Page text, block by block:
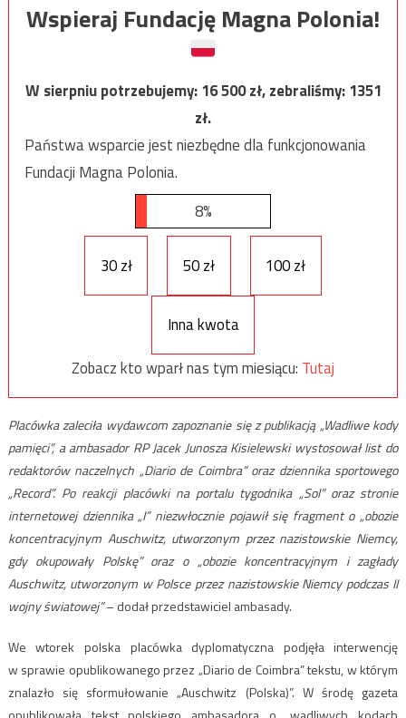
Wspieraj Fundację Magna Polonia!
W sierpniu potrzebujemy:16 500zł, zebraliśmy:1351
zł.
Państwa wsparcie jest niezbędne dla funkcjonowania
Fundacji Magna Polonia.
8%
30 zł 50 zł 100 zł
Inna kwota
Zobacz kto wparł nas tym miesiącu: Tutaj
Placówka zaleciła wydawcom zapoznanie się z publikacją „Wadliwe kody
pamięci”, a ambasador RP Jacek Junosza Kisielewski wystosował list do
redaktorów naczelnych „Diario de Coimbra” oraz dziennika sportowego
„Record”. Po reakcji placówki na portalu tygodnika „Sol” oraz stronie
internetowej dziennika „I” niezwłocznie pojawił się fragment o „obozie
koncentracyjnym Auschwitz, utworzonym przez nazistowskie Niemcy,
gdy okupowały Polskę” oraz o „obozie koncentracyjnym i zagłady
Auschwitz, utworzonym w Polsce przez nazistowskie Niemcy podczas II
wojny światowej”– dodał przedstawiciel ambasady.
We wtorek polska placówka dyplomatyczna podjęła interwencję
w sprawie opublikowanego przez „Diario de Coimbra” tekstu, w którym
znalazło się sformułowanie „Auschwitz (Polska)”. W środę gazeta